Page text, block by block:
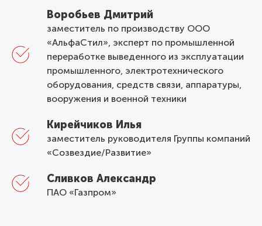
Воробьев Дмитрий
заместитель по производству ООО
«АльфаСтил», эксперт по промышленной
переработке выведенного из эксплуатации
промышленного, электротехнического
оборудования, средств связи, аппаратуры,
вооружения и военной техники
Кирейчиков Илья
заместитель руководителя Группы компаний
«Созвездие/Развитие»
Сливков Александр
ПАО «Газпром»